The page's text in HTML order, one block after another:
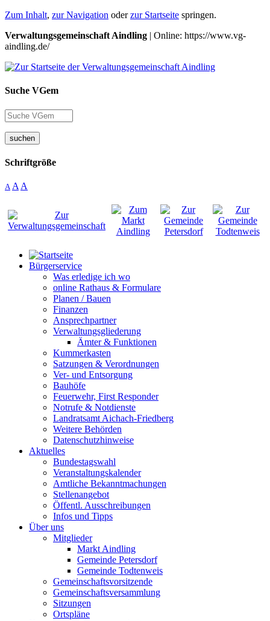
Zum Inhalt, zur Navigation oderzur Startseite springen.
Verwaltungsgemeinschaft Aindling | Online: https://www.vg-
aindling.de/
Suche VGem
suchen
Schriftgröße
A A A
Bürgerservice
Was erledige ich wo
online Rathaus & Formulare
Planen / Bauen
Finanzen
Ansprechpartner
Verwaltungsgliederung
Ämter & Funktionen
Kummerkasten
Satzungen & Verordnungen
Ver- und Entsorgung
Bauhöfe
Feuerwehr, First Responder
Notrufe & Notdienste
Landratsamt Aichach-Friedberg
Weitere Behörden
Datenschutzhinweise
Aktuelles
Bundestagswahl
Veranstaltungskalender
Amtliche Bekanntmachungen
Stellenangebot
Öffentl. Ausschreibungen
Infos und Tipps
Über uns
Mitglieder
Markt Aindling
Gemeinde Petersdorf
Gemeinde Todtenweis
Gemeinschaftsvorsitzende
Gemeinschaftsversammlung
Sitzungen
Ortspläne